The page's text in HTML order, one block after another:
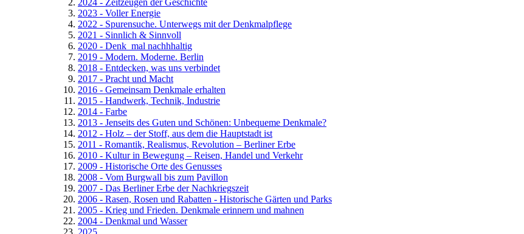
2024 - Zeitzeugen der Geschichte
2023 - Voller Energie
2022 - Spurensuche. Unterwegs mit der Denkmalpflege
2021 - Sinnlich & Sinnvoll
2020 - Denk_mal nachhhaltig
2019 - Modern. Moderne. Berlin
2018 - Entdecken, was uns verbindet
2017 - Pracht und Macht
2016 - Gemeinsam Denkmale erhalten
2015 - Handwerk, Technik, Industrie
2014 - Farbe
2013 - Jenseits des Guten und Schönen: Unbequeme Denkmale?
2012 - Holz – der Stoff, aus dem die Hauptstadt ist
2011 - Romantik, Realismus, Revolution – Berliner Erbe
2010 - Kultur in Bewegung – Reisen, Handel und Verkehr
2009 - Historische Orte des Genusses
2008 - Vom Burgwall bis zum Pavillon
2007 - Das Berliner Erbe der Nachkriegszeit
2006 - Rasen, Rosen und Rabatten - Historische Gärten und Parks
2005 - Krieg und Frieden. Denkmale erinnern und mahnen
2004 - Denkmal und Wasser
2025